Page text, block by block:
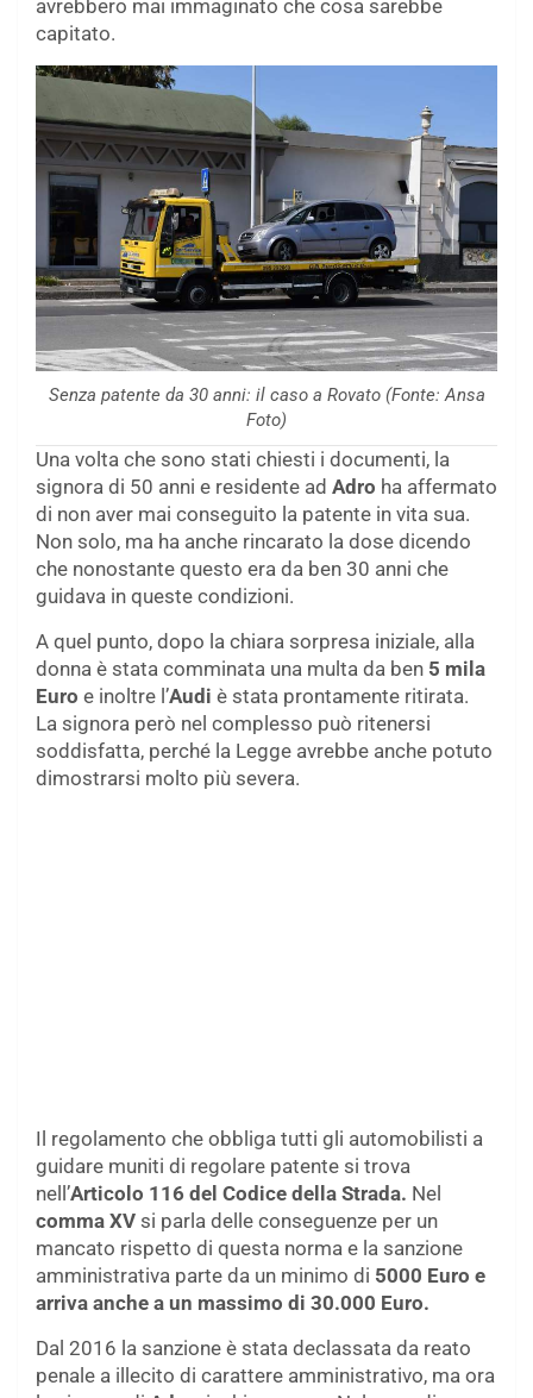
avrebbero mai immaginato che cosa sarebbe
capitato.
Senza patente da 30 anni: il caso a Rovato (Fonte: Ansa
Foto)
Una volta che sono stati chiesti i documenti, la
signora di 50 anni e residente ad Adro ha affermato
di non aver mai conseguito la patente in vita sua.
Non solo, ma ha anche rincarato la dose dicendo
che nonostante questo era da ben 30 anni che
guidava in queste condizioni.
A quel punto, dopo la chiara sorpresa iniziale, alla
donna è stata comminata una multa da ben 5 mila
Euro e inoltre l’Audi è stata prontamente ritirata.
La signora però nel complesso può ritenersi
soddisfatta, perché la Legge avrebbe anche potuto
dimostrarsi molto più severa.
Il regolamento che obbliga tutti gli automobilisti a
guidare muniti di regolare patente si trova
nell’Articolo 116 del Codice della Strada. Nel
comma XV si parla delle conseguenze per un
mancato rispetto di questa norma e la sanzione
amministrativa parte da un minimo di 5000 Euro e
arriva anche a un massimo di 30.000 Euro.
Dal 2016 la sanzione è stata declassata da reato
penale a illecito di carattere amministrativo, ma ora